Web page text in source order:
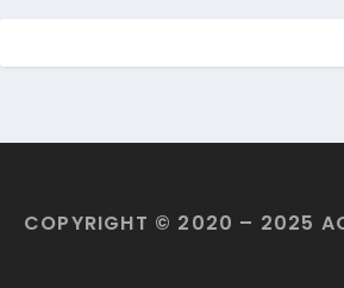
COPYRIGHT © 2020 – 2025